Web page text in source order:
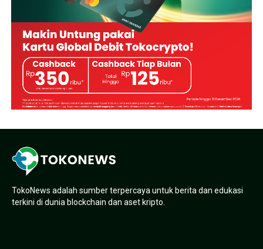
TokoNews adalah sumber terpercaya untuk berita dan edukasi
terkini di dunia blockchain dan aset kripto.